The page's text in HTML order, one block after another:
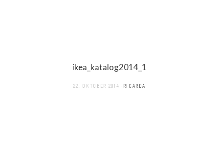
ikea_katalog2014_1
22. OKTOBER 2014 RICARDA